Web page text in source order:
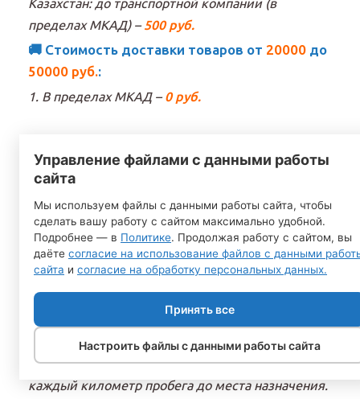
Казахстан: до транспортной компании (в
пределах МКАД) – 500 руб.
🚚 Стоимость доставки товаров от 20000 до
50000 руб.:
1. В пределах МКАД – 0 руб.
пробега до места назначения.
3. В регионы РФ, Республики Беларусь и
Казахстан: до транспортной компании (в
пределах МКАД) –0 руб.
🚚 Стоимость доставки товаров от50000до
100000 руб.:
1. В пределах МКАД и до 50 км.
2. Далеепосле50 км. за МКАД –40 руб.за
каждый километр пробега до места назначения.
Управление файлами с данными работы
сайта
Мы используем файлы с данными работы сайта, чтобы
сделать вашу работу с сайтом максимально удобной.
Подробнее — в Политике. Продолжая работу с сайтом, вы
даёте согласие на использование файлов с данными
сайта и согласие на обработку персональных данных.
Принять все
Настроить файлы с данными работы сайта